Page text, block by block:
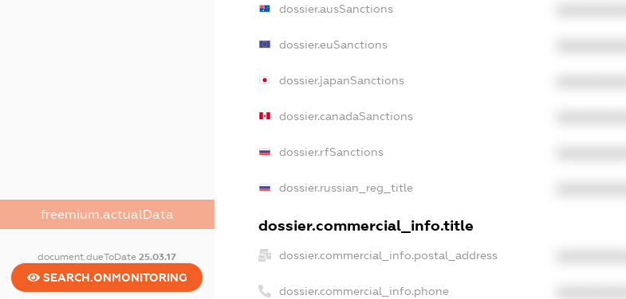
freemium.actualData
document.dueToDate25.03.17
SEARCH.ONMONITORING
dossier.ausSanctions
dossier.euSanctions
dossier.japanSanctions
dossier.canadaSanctions
dossier.rfSanctions
dossier.russian_reg_title
dossier.commercial_info.title
dossier.commercial_info.postal_address
dossier.commercial_info.phone